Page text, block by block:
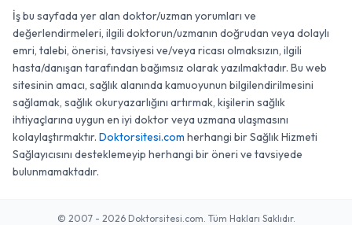
İş bu sayfada yer alan doktor/uzman yorumları ve
değerlendirmeleri, ilgili doktorun/uzmanın doğrudan veya dolaylı
emri, talebi, önerisi, tavsiyesi ve/veya ricası olmaksızın, ilgili
hasta/danışan tarafından bağımsız olarak yazılmaktadır. Bu web
sitesinin amacı, sağlık alanında kamuoyunun bilgilendirilmesini
sağlamak, sağlık okuryazarlığını artırmak, kişilerin sağlık
ihtiyaçlarına uygun en iyi doktor veya uzmana ulaşmasını
kolaylaştırmaktır. Doktorsitesi.com herhangi bir Sağlık Hizmeti
Sağlayıcısını desteklemeyip herhangi bir öneri ve tavsiyede
bulunmamaktadır.
© 2007 - 2026 Doktorsitesi.com. Tüm Hakları Saklıdır.